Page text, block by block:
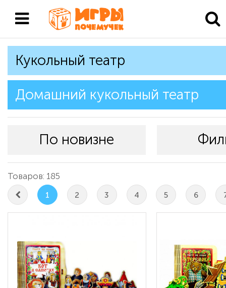
Кукольный театр
Домашний кукольный театр
По новизне
Товаров: 185
1 2 3 4 5 6